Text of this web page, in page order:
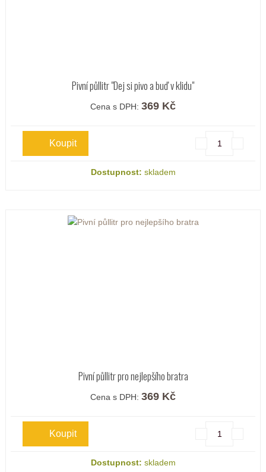
Pivní půllitr "Dej si pivo a buď v klidu"
Cena s DPH: 369 Kč
Dostupnost: skladem
Pivní půllitr pro nejlepšího bratra
Cena s DPH: 369 Kč
Dostupnost: skladem